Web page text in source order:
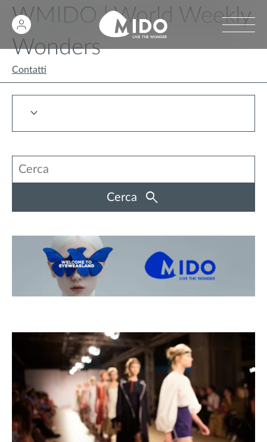
WMIDO | World Weekly
Wonders
Contatti
Cerca